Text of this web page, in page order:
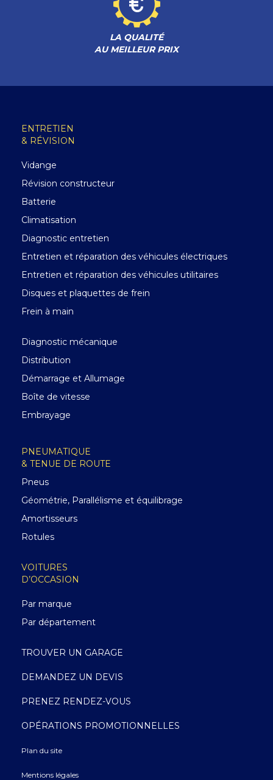
LA QUALITÉ
AU MEILLEUR PRIX
ENTRETIEN
& RÉVISION
Vidange
Révision constructeur
Batterie
Climatisation
Diagnostic entretien
Entretien et réparation des véhicules électriques
Entretien et réparation des véhicules utilitaires
Disques et plaquettes de frein
Frein à main
Diagnostic mécanique
Distribution
Démarrage et Allumage
Boîte de vitesse
Embrayage
PNEUMATIQUE
& TENUE DE ROUTE
Pneus
Géométrie, Parallélisme et équilibrage
Amortisseurs
Rotules
VOITURES
D’OCCASION
Par marque
Par département
TROUVER UN GARAGE
DEMANDEZ UN DEVIS
PRENEZ RENDEZ-VOUS
OPÉRATIONS PROMOTIONNELLES
Plan du site
Mentions légales